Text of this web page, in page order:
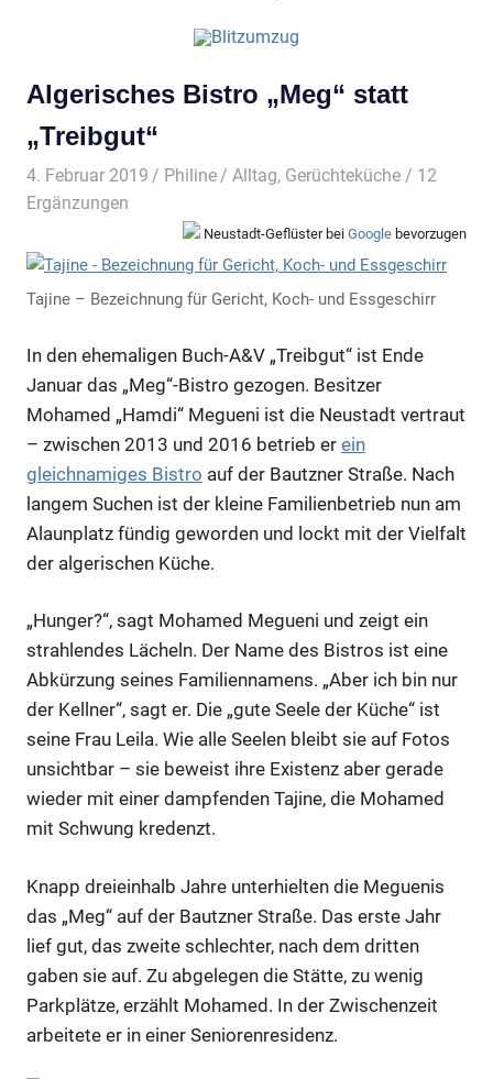
Algerisches Bistro „Meg“ statt
„Treibgut“
4. Februar 2019 Philine Alltag, Gerüchteküche / 12
Ergänzungen
Neustadt-Geflüster bei Google bevorzugen
Tajine – Bezeichnung für Gericht, Koch- und Essgeschirr
In den ehemaligen Buch-A&V „Treibgut“ ist Ende
Januar das „Meg“-Bistro gezogen. Besitzer
Mohamed „Hamdi“ Megueni ist die Neustadt vertraut
– zwischen 2013 und 2016 betrieb er ein
gleichnamiges Bistro auf der Bautzner Straße. Nach
langem Suchen ist der kleine Familienbetrieb nun am
Alaunplatz fündig geworden und lockt mit der Vielfalt
der algerischen Küche.
„Hunger?“, sagt Mohamed Megueni und zeigt ein
strahlendes Lächeln. Der Name des Bistros ist eine
Abkürzung seines Familiennamens. „Aber ich bin nur
der Kellner“, sagt er. Die „gute Seele der Küche“ ist
seine Frau Leila. Wie alle Seelen bleibt sie auf Fotos
unsichtbar – sie beweist ihre Existenz aber gerade
wieder mit einer dampfenden Tajine, die Mohamed
mit Schwung kredenzt.
Knapp dreieinhalb Jahre unterhielten die Meguenis
das „Meg“ auf der Bautzner Straße. Das erste Jahr
lief gut, das zweite schlechter, nach dem dritten
gaben sie auf. Zu abgelegen die Stätte, zu wenig
Parkplätze, erzählt Mohamed. In der Zwischenzeit
arbeitete er in einer Seniorenresidenz.